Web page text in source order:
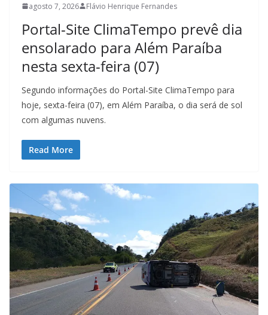
agosto 7, 2026 Flávio Henrique Fernandes
Portal-Site ClimaTempo prevê dia
ensolarado para Além Paraíba
nesta sexta-feira (07)
Segundo informações do Portal-Site ClimaTempo para
hoje, sexta-feira (07), em Além Paraíba, o dia será de sol
com algumas nuvens.
Read More